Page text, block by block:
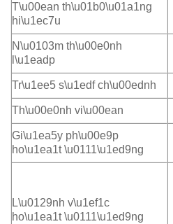
T\u00ean th\u01b0\u01a1ng
hi\u1ec7u
N\u0103m th\u00e0nh
l\u1eadp
Tr\u1ee5 s\u1edf ch\u00ednh
Th\u00e0nh vi\u00ean
Gi\u1ea5y ph\u00e9p
ho\u1ea1t \u0111\u1ed9ng
L\u0129nh v\u1ef1c
ho\u1ea1t \u0111\u1ed9ng